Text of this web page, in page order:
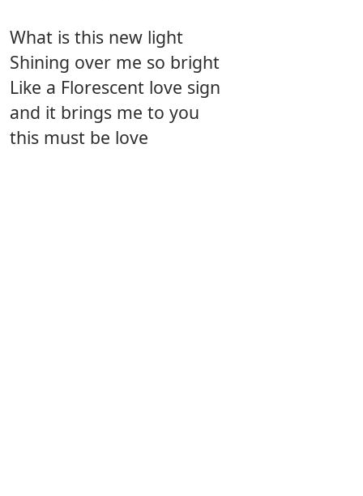
What is this new light
Shining over me so bright
Like a Florescent love sign
and it brings me to you
this must be love